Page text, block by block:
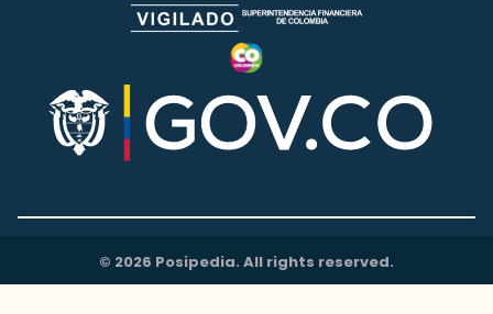
© 2026 Posipedia. All rights reserved.